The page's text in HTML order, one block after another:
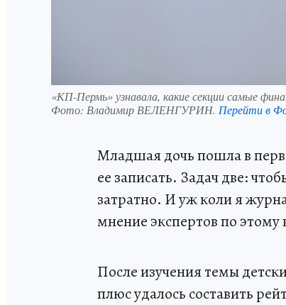
«КП-Пермь» узнавала, какие секции самые
Фото: Владимир ВЕЛЕНГУРИН. Перейти в
Младшая дочь пошла в
ее записать. Задач две:
затратно. И уж коли я
мнение экспертов по этому
После изучения темы
плюс удалось составить